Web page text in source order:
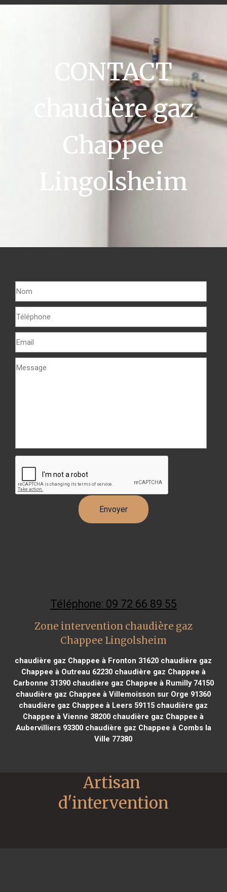
CONTACT
chaudière gaz
Chappee
Lingolsheim
Téléphone: 09 72 66 89 55
Zone intervention chaudière gaz
Chappee Lingolsheim
chaudière gaz Chappee à Fronton 31620 chaudière gaz
Chappee à Outreau 62230chaudière gaz Chappee à
Carbonne 31390chaudière gaz Chappee à Rumilly 74150
chaudière gaz Chappee à Villemoisson sur Orge 91360
chaudière gaz Chappee à Leers 59115 chaudière gaz
Chappee à Vienne 38200 chaudière gaz Chappee à
Aubervilliers 93300chaudière gaz Chappee à Combs la
Ville 77380
Artisan
d'intervention